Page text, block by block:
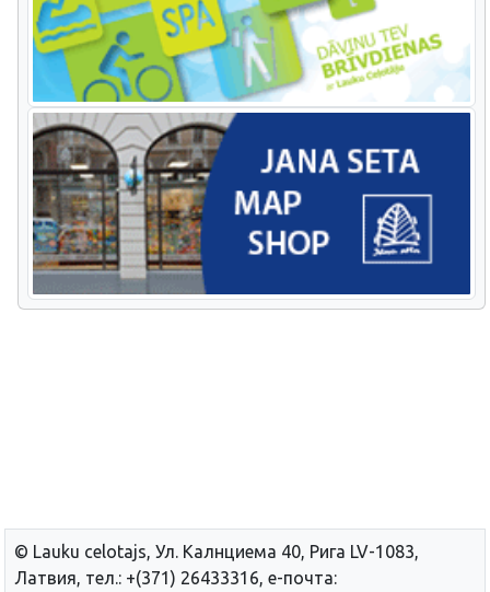
© Lauku сelotajs, Ул. Калнциема 40, Рига LV-1083,
Латвия, тел.: +(371) 26433316, е-почта: